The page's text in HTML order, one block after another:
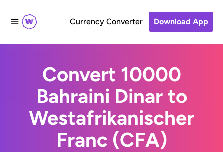
Currency Converter Download App
Convert 10000
Bahraini Dinar to
Westafrikanischer
Franc (CFA)